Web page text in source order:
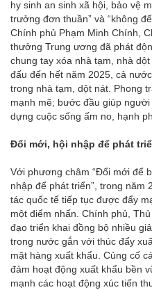
hy sinh an sinh xã hội, bảo vệ
trưởng đơn thuần” và “không
Chính phủ Phạm Minh Chính,
thưởng Trung ương đã phát
chung tay xóa nhà tạm, nhà
đấu đến hết năm 2025, cả
trong nhà tạm, dột nát. Phong
mạnh mẽ; bước đầu giúp
dựng cuộc sống ấm no, hạnh
Đổi mới, hội nhập để phát
Với phương châm “Đổi mới để
nhập để phát triển”, trong năm
tác quốc tế tiếp tục được đẩy
một điểm nhấn. Chính phủ,
đạo triển khai đồng bộ nhiều
trong nước gắn với thúc đẩy
mặt hàng xuất khẩu. Củng cố
đảm hoạt động xuất khẩu bền
mạnh các hoạt động xúc tiến